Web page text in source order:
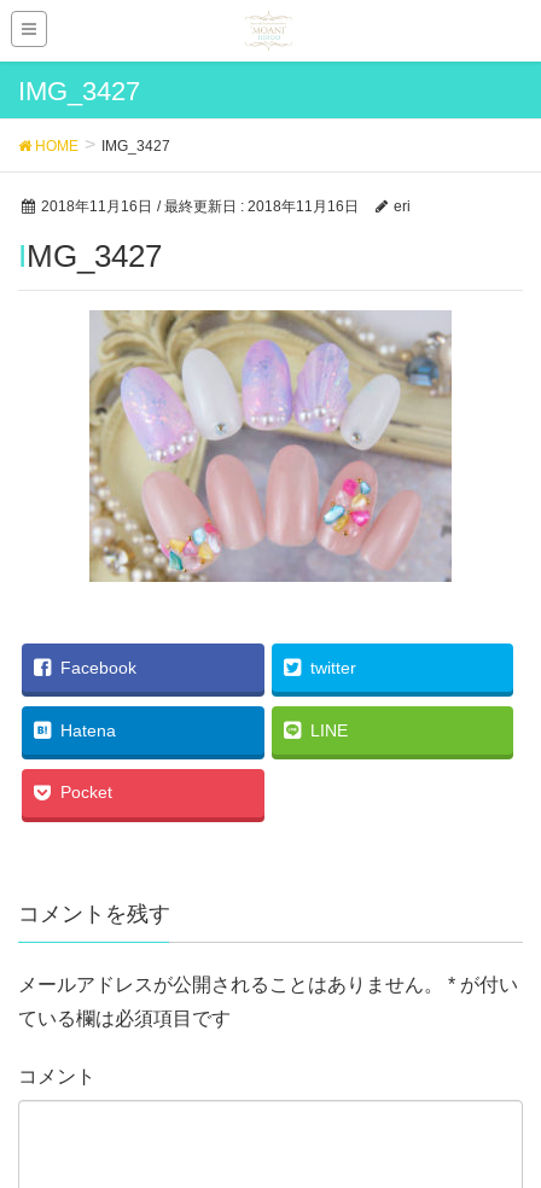
IMG_3427
HOME IMG_3427
2018年11月16日 / 最終更新日 : 2018年11月16日 eri
IMG_3427
Facebook twitter
Hatena LINE
Pocket
コメントを残す
メールアドレスが公開されることはありません。 * が付い
ている欄は必須項目です
コメント